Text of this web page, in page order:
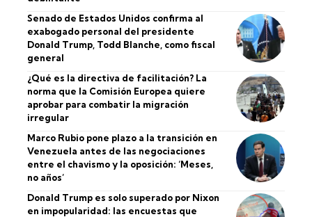
Senado de Estados Unidos confirma al
exabogado personal del presidente
Donald Trump, Todd Blanche, como fiscal
general
¿Qué es la directiva de facilitación? La
norma que la Comisión Europea quiere
aprobar para combatir la migración
irregular
Marco Rubio pone plazo a la transición en
Venezuela antes de las negociaciones
entre el chavismo y la oposición: ‘Meses,
no años’
Donald Trump es solo superado por Nixon
en impopularidad: las encuestas que